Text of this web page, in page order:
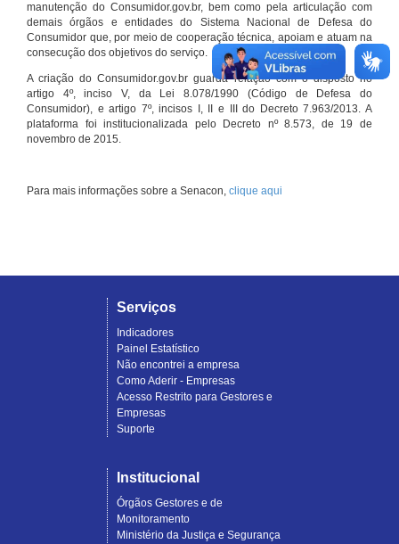
manutenção do Consumidor.gov.br, bem como pela articulação com
demais órgãos e entidades do Sistema Nacional de Defesa do
Consumidor que, por meio de cooperação técnica, apoiam e atuam na
consecução dos objetivos do serviço.
A criação do Consumidor.gov.br guarda relação com o disposto no
artigo 4º, inciso V, da Lei 8.078/1990 (Código de Defesa do
Consumidor), e artigo 7º, incisos I, II e III do Decreto 7.963/2013. A
plataforma foi institucionalizada pelo Decreto nº 8.573, de 19 de
novembro de 2015.
Para mais informações sobre a Senacon, clique aqui
Serviços
Indicadores
Painel Estatístico
Não encontrei a empresa
Como Aderir - Empresas
Acesso Restrito para Gestores e
Empresas
Suporte
Institucional
Órgãos Gestores e de
Monitoramento
Ministério da Justiça e Segurança